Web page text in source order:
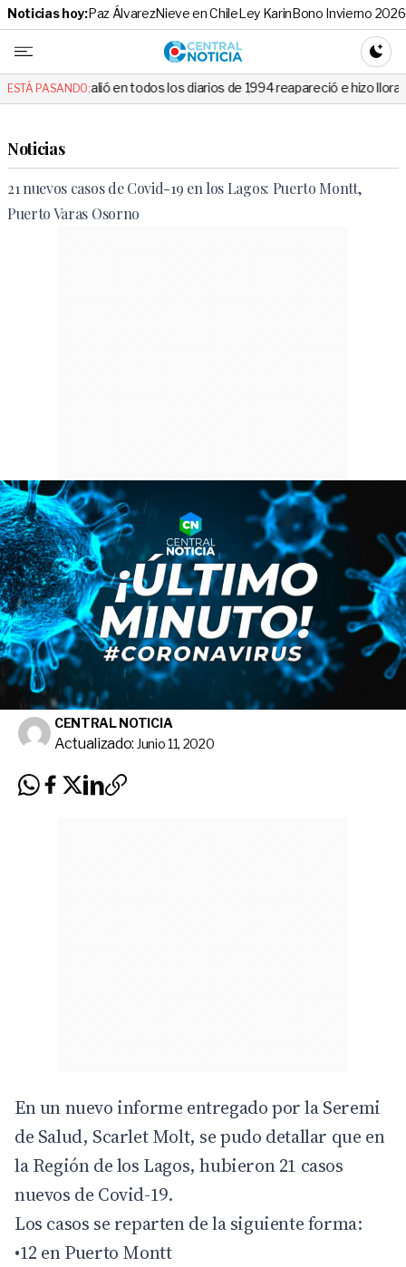
Noticias hoy:Paz ÁlvarezNieve en ChileLey KarinBono Invierno 2026
Central
ESTÁ PASANDO:
salió en todos los diarios de 1994 reapareció e hizo llorar a todos en
Noticias
21 nuevos casos de Covid-19 en los Lagos: Puerto Montt,
Puerto Varas Osorno
CENTRAL NOTICIA
Actualizado: Junio 11, 2020
En un nuevo informe entregado por la Seremi
de Salud, Scarlet Molt, se pudo detallar que en
la Región de los Lagos, hubieron 21 casos
nuevos de Covid-19.
Los casos se reparten de la siguiente forma:
•12 en Puerto Montt